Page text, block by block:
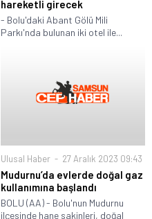
hareketli girecek
- Bolu'daki Abant Gölü Mili
Parkı'nda bulunan iki otel ile...
Ulusal Haber 27 Aralık 2023 09:43
Mudurnu’da evlerde doğal gaz
kullanımına başlandı
BOLU (AA) - Bolu'nun Mudurnu
ilçesinde hane sakinleri, doğal